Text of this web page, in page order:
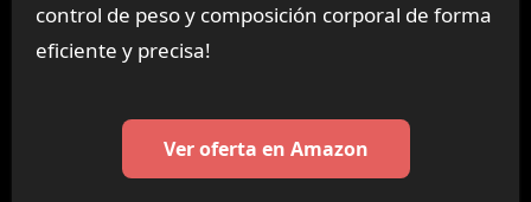
control de peso y composición corporal de forma
eficiente y precisa!
Ver oferta en Amazon